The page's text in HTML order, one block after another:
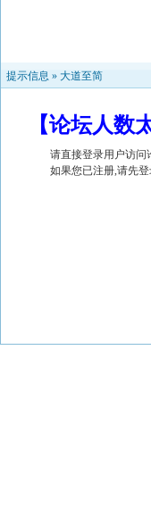
提示信息 » 大道至简
【论坛人
请直接登录用户访问
如果您已注册,请先